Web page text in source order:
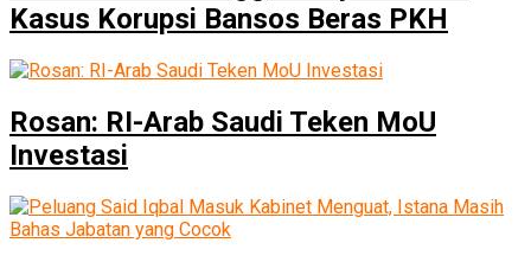
Kasus Korupsi Bansos Beras PKH
Rosan: RI-Arab Saudi Teken MoU
Investasi